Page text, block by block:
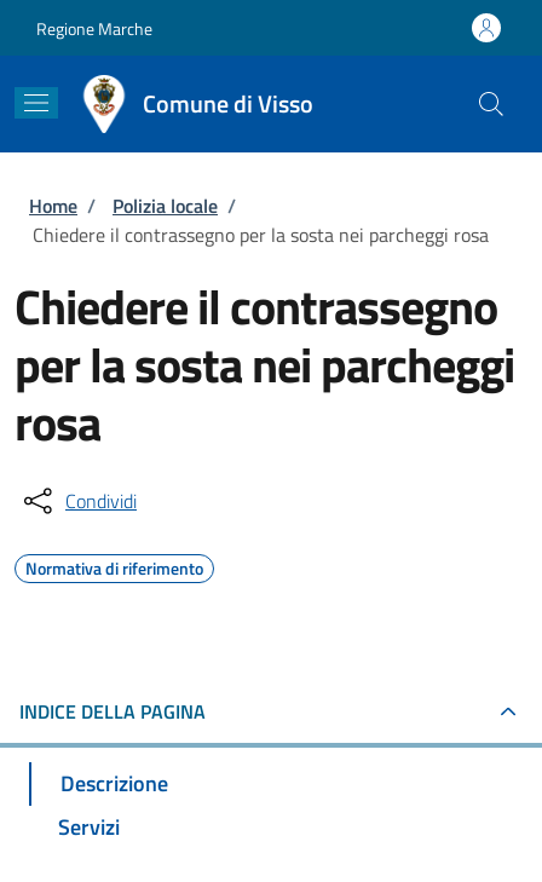
Regione Marche
Comune di Visso
Briciole di pane
Home / Polizia locale /
Chiedere il contrassegno per la sosta nei parcheggi rosa
Chiedere il contrassegno
per la sosta nei parcheggi
rosa
Condividi
Normativa di riferimento
INDICE DELLA PAGINA
Descrizione
Servizi